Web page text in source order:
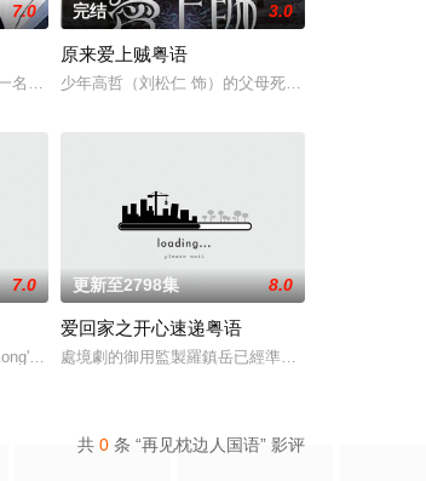
，奇
（元华饰）之妻殷十娘（苑琼丹饰）产子，
7.0
名商界精英，但受老板所托极不愿意出任由老板出资兴建的
完结 3.0
原来爱上贼粤语
少年高哲（刘松仁 饰）的父母死于一栋工厂大厦的
陳杰
旅客體驗總經理楊尚偉與夥伴呂芷珊、陳杰
7.0
elite boati
更新至2798集 8.0
爱回家之开心速递粤语
處境劇的御用監製羅鎮岳已經準備開拍新一套處境
共 0 条 “再见枕边人国语” 影评